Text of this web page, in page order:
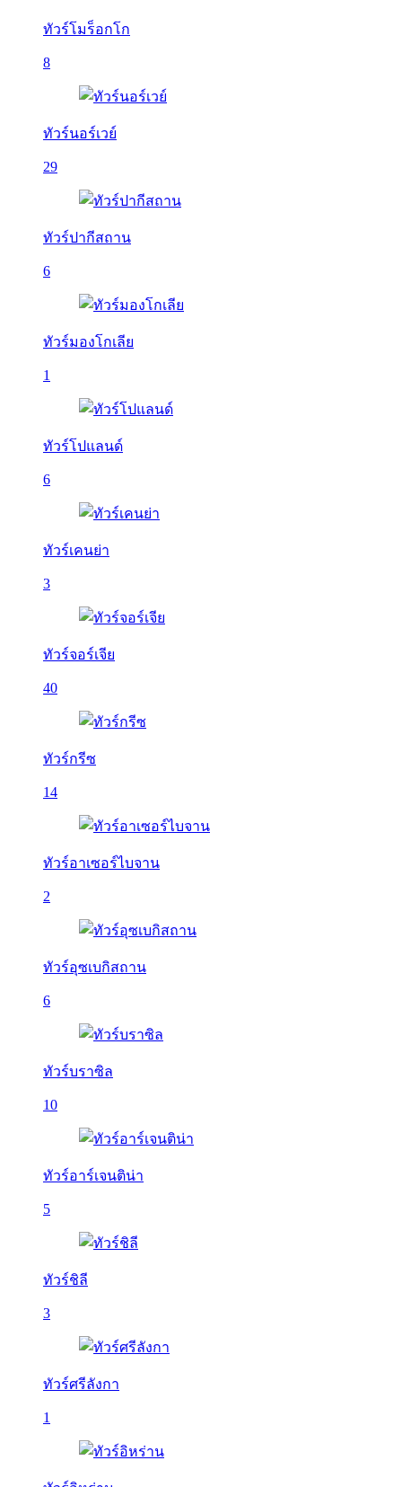
ทัวร์โมร็อกโก
8
ทัวร์นอร์เวย์
29
ทัวร์ปากีสถาน
6
ทัวร์มองโกเลีย
1
ทัวร์โปแลนด์
6
ทัวร์เคนย่า
3
ทัวร์จอร์เจีย
40
ทัวร์กรีซ
14
ทัวร์อาเซอร์ไบจาน
2
ทัวร์อุซเบกิสถาน
6
ทัวร์บราซิล
10
ทัวร์อาร์เจนติน่า
5
ทัวร์ชิลี
3
ทัวร์ศรีลังกา
1